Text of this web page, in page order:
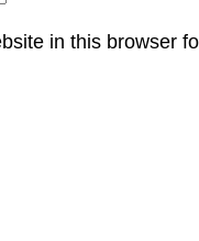
in this browser